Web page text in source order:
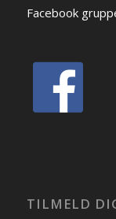
Facebook
TILMELD